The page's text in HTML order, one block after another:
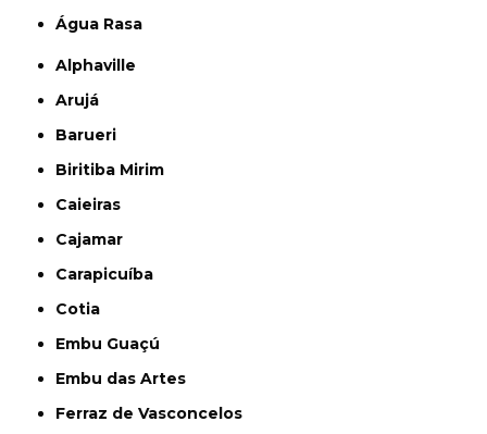
Água Rasa
Alphaville
Arujá
Barueri
Biritiba Mirim
Caieiras
Cajamar
Carapicuíba
Cotia
Embu Guaçú
Embu das Artes
Ferraz de Vasconcelos